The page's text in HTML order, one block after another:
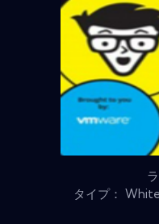
タイプ：